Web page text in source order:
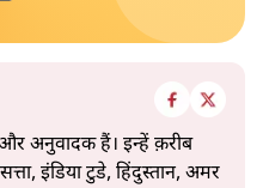
अनुवादक हैं। इन्हें क़रीब
इंडिया टुडे, हिंदुस्तान, अमर